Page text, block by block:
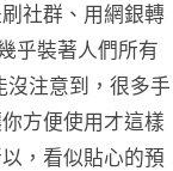
社群、用網銀轉
乎裝著人們所有
沒注意到，很多手
方便使用才這樣
，看似貼心的預